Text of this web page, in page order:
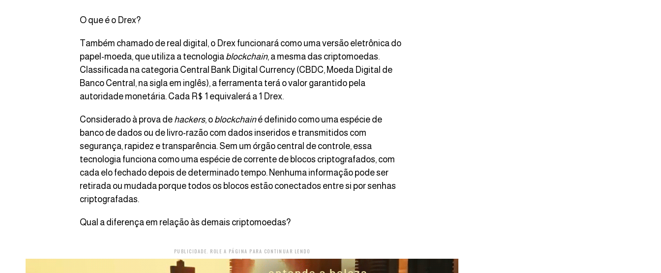
O que é o Drex?
Também chamado de real digital, o Drex funcionará como uma versão eletrônica do
papel-moeda, que utiliza a tecnologia blockchain, a mesma das criptomoedas.
Classificada na categoria Central Bank Digital Currency (CBDC, Moeda Digital de
Banco Central, na sigla em inglês), a ferramenta terá o valor garantido pela
autoridade monetária. Cada R$ 1 equivalerá a 1 Drex.
Considerado à prova de hackers, o blockchainé definido como uma espécie de
banco de dados ou de livro-razão com dados inseridos e transmitidos com
segurança, rapidez e transparência. Sem um órgão central de controle, essa
tecnologia funciona como uma espécie de corrente de blocos criptografados, com
cada elo fechado depois de determinado tempo. Nenhuma informação pode ser
retirada ou mudada porque todos os blocos estão conectados entre si por senhas
criptografadas.
Qual a diferença em relação às demais criptomoedas?
PUBLICIDADE. ROLE A PÁGINA PARA CONTINUAR LENDO